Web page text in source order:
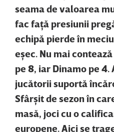
seama de valoarea
fac faţă presiunii
echipă pierde în
eşec. Nu mai
pe 8, iar Dinamo pe
jucătorii suportă
Sfârşit de sezon în
masă, joci cu o
europene. Aici se